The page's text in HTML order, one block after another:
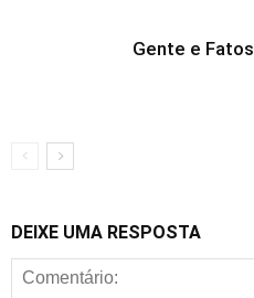
Gente e Fatos
DEIXE UMA RESPOSTA